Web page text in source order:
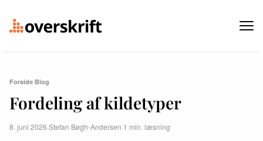
Forside/Blog
Fordeling af kildetyper
8. juni 2026·Stefan Bøgh-Andersen·1 min. læsning